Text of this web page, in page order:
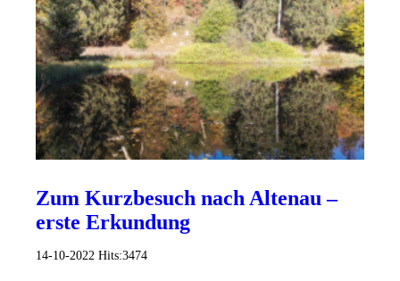
Zum Kurzbesuch nach Altenau –
erste Erkundung
14-10-2022 Hits:3474